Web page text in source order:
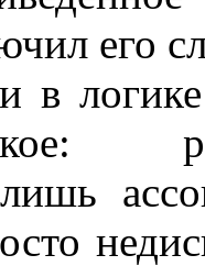
его
логике